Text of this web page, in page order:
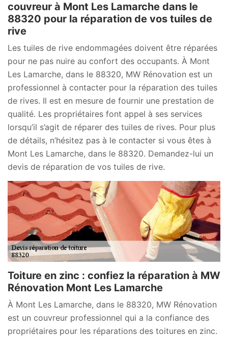
couvreur à Mont Les Lamarche dans le
88320 pour la réparation de vos tuiles de
rive
Les tuiles de rive endommagées doivent être réparées
pour ne pas nuire au confort des occupants. À Mont
Les Lamarche, dans le 88320, MW Rénovation est un
professionnel à contacter pour la réparation des tuiles
de rives. Il est en mesure de fournir une prestation de
qualité. Les propriétaires font appel à ses services
lorsqu’il s’agit de réparer des tuiles de rives. Pour plus
de détails, n’hésitez pas à le contacter si vous êtes à
Mont Les Lamarche, dans le 88320. Demandez-lui un
devis de réparation de vos tuiles de rive.
Toiture en zinc : confiez la réparation à MW
Rénovation Mont Les Lamarche
À Mont Les Lamarche, dans le 88320, MW Rénovation
est un couvreur professionnel qui a la confiance des
propriétaires pour les réparations des toitures en zinc.